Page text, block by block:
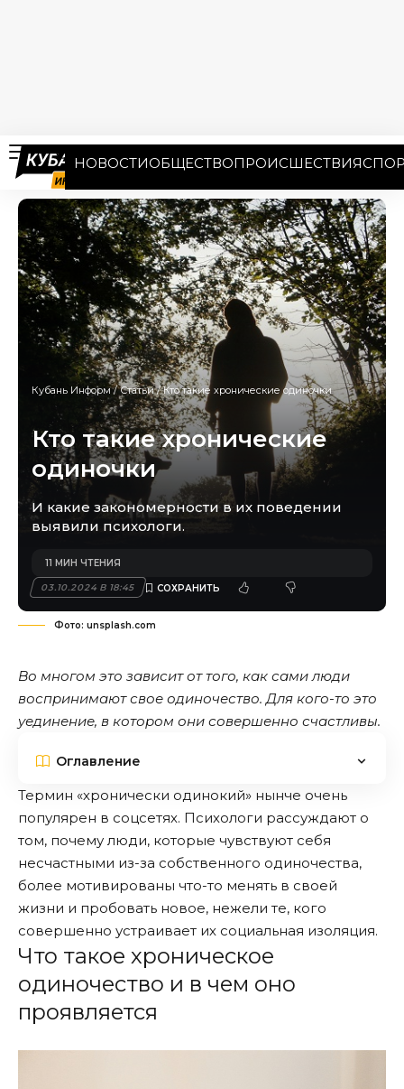
НОВОСТИОБЩЕСТВОПРОИСШЕСТВИЯ
Кубань Информ/Статьи/Кто такие хронические одиночки
Кто такие хронические
одиночки
И какие закономерности в их поведении
выявили психологи.
03.10.2024 В 18:45
11 МИН ЧТЕНИЯ
Фото: unsplash.com
Во многом это зависит от того, как сами люди
воспринимают свое одиночество. Для кого-то это
уединение, в котором они совершенно счастливы.
Оглавление
Термин «хронически одинокий» нынче очень
популярен в соцсетях. Психологи рассуждают о
том, почему люди, которые чувствуют себя
несчастными из-за собственного одиночества,
более мотивированы что-то менять в своей
жизни и пробовать новое, нежели те, кого
совершенно устраивает их социальная изоляция.
Что такое хроническое
одиночество и в чем оно
проявляется